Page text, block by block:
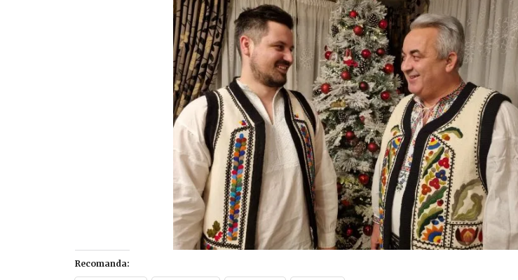
Recomanda: